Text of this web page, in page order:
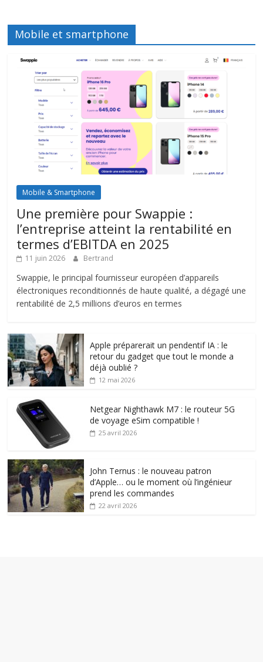
Mobile et smartphone
Mobile & Smartphone
Une première pour Swappie :
l’entreprise atteint la rentabilité en
termes d’EBITDA en 2025
11 juin 2026 Bertrand
Swappie, le principal fournisseur européen d’appareils
électroniques reconditionnés de haute qualité, a dégagé une
rentabilité de 2,5 millions d’euros en termes
Apple préparerait un pendentif IA : le
retour du gadget que tout le monde a
déjà oublié ?
12 mai 2026
Netgear Nighthawk M7 : le routeur 5G
de voyage eSim compatible !
25 avril 2026
John Ternus : le nouveau patron
d’Apple… ou le moment où l’ingénieur
prend les commandes
22 avril 2026